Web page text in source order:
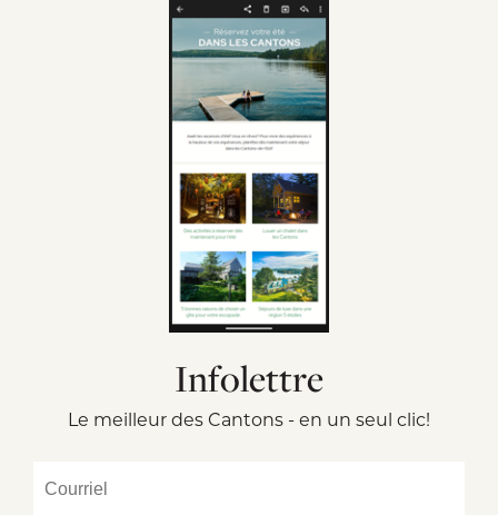
Infolettre
Le meilleur des Cantons - en un seul clic!